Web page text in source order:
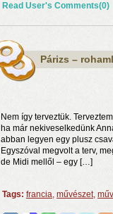
Read User's Comments(0)
Párizs –
Nem így terveztük.
ha már nekiveselkedünk
abban legyen egy plusz
Egyszóval megvolt a terv,
de Midi mellől – egy […]
Tags: francia, művészet,